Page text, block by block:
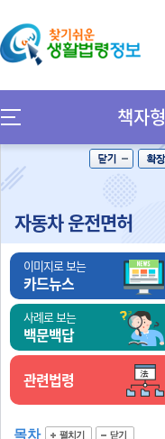
책자형
자동차 운전면허
이미지로 보는
카드뉴스
사례로 보는
백문백답
관련법령
목차